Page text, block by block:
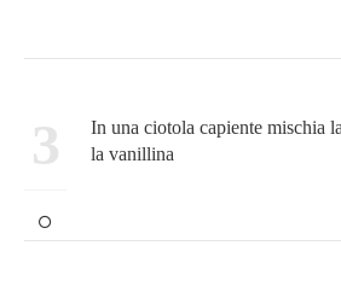
3
In una ciotola capiente mischia
la vanillina